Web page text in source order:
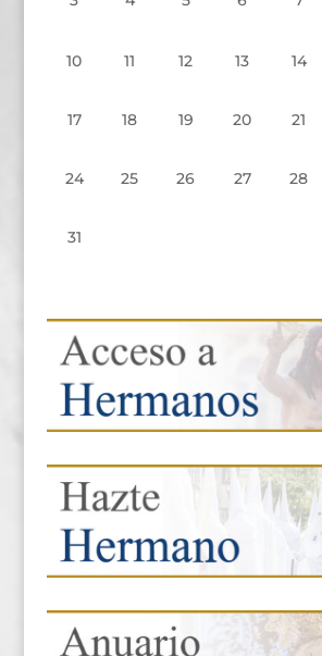
10 11 12 13 14
17 18 19 20 21
24 25 26 27 28
31